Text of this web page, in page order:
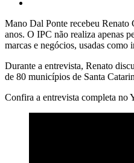
Mano Dal Ponte recebeu
anos. O IPC não realiza apenas
marcas e negócios, usadas como
Durante a entrevista, Renato
de 80 municípios de Santa
Confira a entrevista completa no